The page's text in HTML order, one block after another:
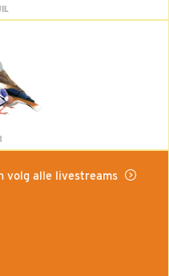
volg alle livestreams